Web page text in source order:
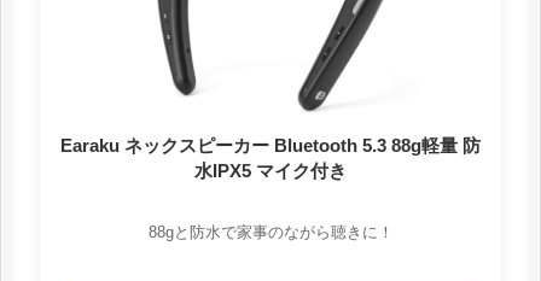
Earaku ネックスピーカー Bluetooth 5.3 88g軽量 防
水IPX5 マイク付き
88gと防水で家事のながら聴きに！